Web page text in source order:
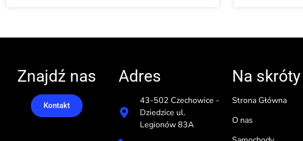
Znajdź nas
Kontakt
Adres
43-502 Czechowice -
Dziedzice ul.
Legionów 83A
Na skróty
Strona Główna
O nas